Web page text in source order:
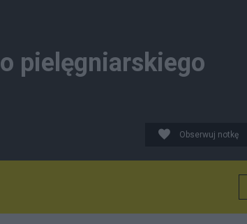
pielęgniarskiego
Obserwuj notkę